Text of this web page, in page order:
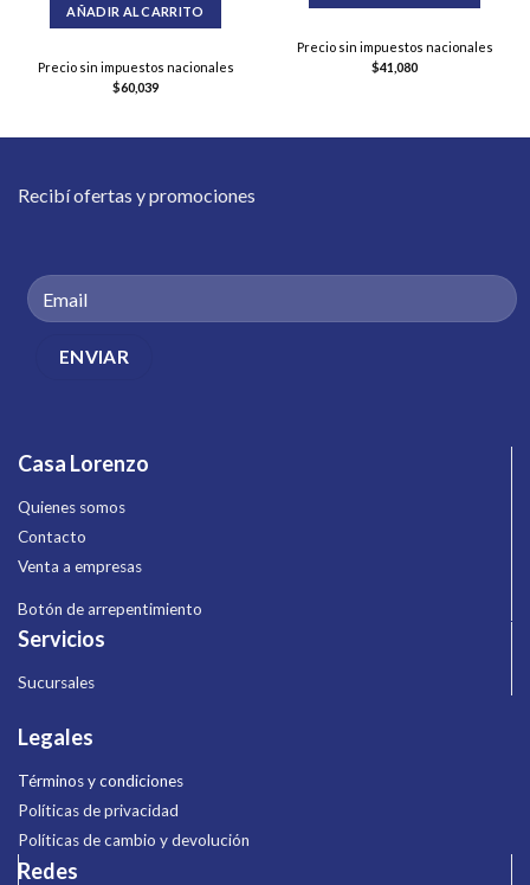
AÑADIR AL CARRITO
Precio sin impuestos nacionales
$60,039
Precio sin impuestos nacionales
$41,080
Recibí ofertas y promociones
Casa Lorenzo
Quienes somos
Contacto
Venta a empresas
Botón de arrepentimiento
Servicios
Sucursales
Legales
Términos y condiciones
Políticas de privacidad
Políticas de cambio y devolución
Redes